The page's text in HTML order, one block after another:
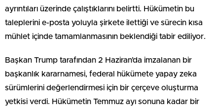
ayrıntıları üzerinde çalıştıklarını belirtti. Hükümetin bu
taleplerini e-posta yoluyla şirkete ilettiği ve sürecin kısa
mühlet içinde tamamlanmasının beklendiği tabir ediliyor.
Başkan Trump tarafından 2 Haziran’da imzalanan bir
başkanlık kararnamesi, federal hükümete yapay zeka
sürümlerini değerlendirmesi için bir çerçeve oluşturma
yetkisi verdi. Hükümetin Temmuz ayı sonuna kadar bir